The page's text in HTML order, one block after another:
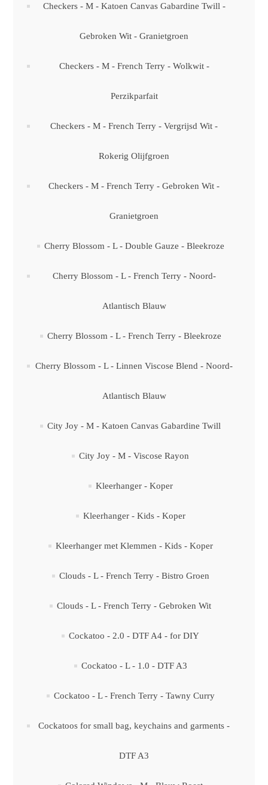
Checkers - M - Katoen Canvas Gabardine Twill -
Gebroken Wit - Granietgroen
Checkers - M - French Terry - Wolkwit -
Perzikparfait
Checkers - M - French Terry - Vergrijsd Wit -
Rokerig Olijfgroen
Checkers - M - French Terry - Gebroken Wit -
Granietgroen
Cherry Blossom - L - Double Gauze - Bleekroze
Cherry Blossom - L - French Terry - Noord-
Atlantisch Blauw
Cherry Blossom - L - French Terry - Bleekroze
Cherry Blossom - L - Linnen Viscose Blend - Noord-
Atlantisch Blauw
City Joy - M - Katoen Canvas Gabardine Twill
City Joy - M - Viscose Rayon
Kleerhanger - Koper
Kleerhanger - Kids - Koper
Kleerhanger met Klemmen - Kids - Koper
Clouds - L - French Terry - Bistro Groen
Clouds - L - French Terry - Gebroken Wit
Cockatoo - 2.0 - DTF A4 - for DIY
Cockatoo - L - 1.0 - DTF A3
Cockatoo - L - French Terry - Tawny Curry
Cockatoos for small bag, keychains and garments -
DTF A3